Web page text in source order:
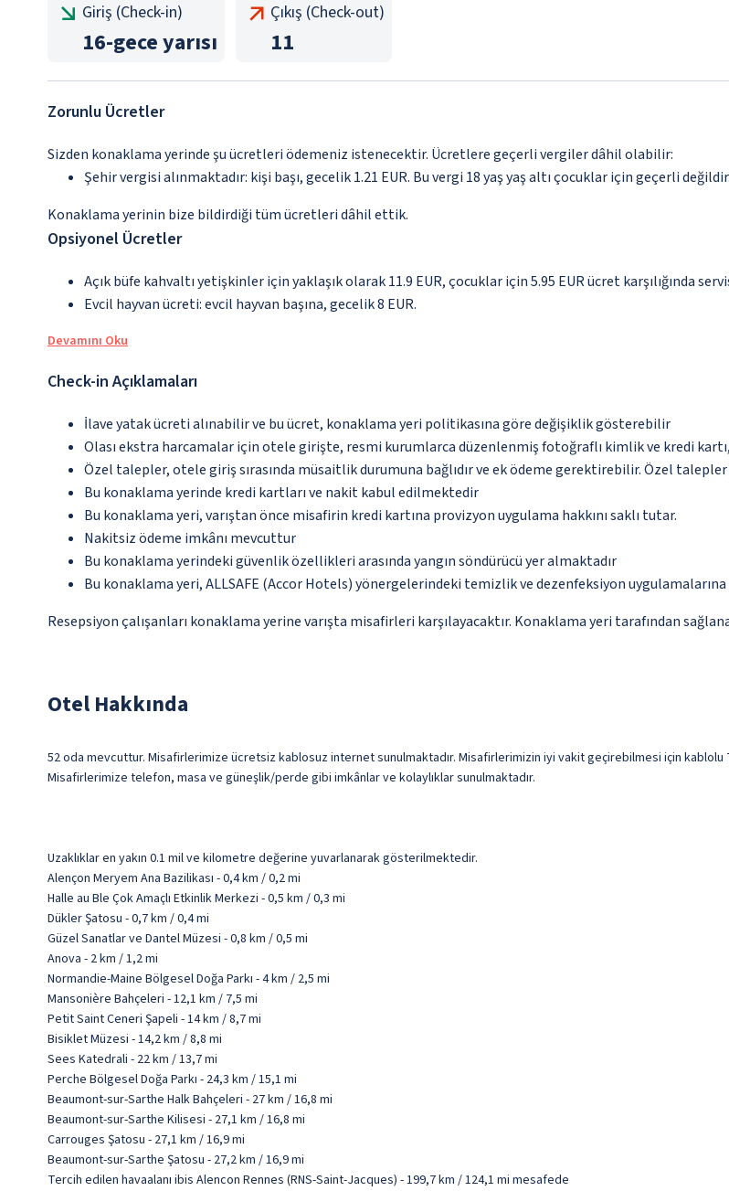
Giriş (Check-in)
16-gece yarısı
Çıkış (Check-out)
11
Zorunlu Ücretler
Sizden konaklama yerinde şu ücretleri ödemeniz istenecektir. Ücretlere geçerli vergiler dâhil olabilir:
Şehir vergisi alınmaktadır: kişi başı, gecelik 1.21 EUR. Bu vergi 18 yaş yaş altı çocuklar için geçerli değildir.
Konaklama yerinin bize bildirdiği tüm ücretleri dâhil ettik.
Opsiyonel Ücretler
Açık büfe kahvaltı yetişkinler için yaklaşık olarak 11.9 EUR, çocuklar için 5.95 EUR ücret karşılığında
Evcil hayvan ücreti: evcil hayvan başına, gecelik 8 EUR.
Devamını Oku
Check-in Açıklamaları
İlave yatak ücreti alınabilir ve bu ücret, konaklama yeri politikasına göre değişiklik gösterebilir
Olası ekstra harcamalar için otele girişte, resmi kurumlarca düzenlenmiş fotoğraflı kimlik ve kredi
Özel talepler, otele giriş sırasında müsaitlik durumuna bağlıdır ve ek ödeme gerektirebilir. Özel
Bu konaklama yerinde kredi kartları ve nakit kabul edilmektedir
Bu konaklama yeri, varıştan önce misafirin kredi kartına provizyon uygulama hakkını saklı tutar.
Nakitsiz ödeme imkânı mevcuttur
Bu konaklama yerindeki güvenlik özellikleri arasında yangın söndürücü yer almaktadır
Bu konaklama yeri, ALLSAFE (Accor Hotels) yönergelerindeki temizlik ve dezenfeksiyon
Resepsiyon çalışanları konaklama yerine varışta misafirleri karşılayacaktır. Konaklama yeri tarafından
Otel Hakkında
52 oda mevcuttur. Misafirlerimize ücretsiz kablosuz internet sunulmaktadır. Misafirlerimizin iyi vakit geçirebilmesi için kablolu
Misafirlerimize telefon, masa ve güneşlik/perde gibi imkânlar ve kolaylıklar sunulmaktadır.
Uzaklıklar en yakın 0.1 mil ve kilometre değerine yuvarlanarak gösterilmektedir.
Alençon Meryem Ana Bazilikası - 0,4 km / 0,2 mi
Halle au Ble Çok Amaçlı Etkinlik Merkezi - 0,5 km / 0,3 mi
Dükler Şatosu - 0,7 km / 0,4 mi
Güzel Sanatlar ve Dantel Müzesi - 0,8 km / 0,5 mi
Anova - 2 km / 1,2 mi
Normandie-Maine Bölgesel Doğa Parkı - 4 km / 2,5 mi
Mansonière Bahçeleri - 12,1 km / 7,5 mi
Petit Saint Ceneri Şapeli - 14 km / 8,7 mi
Bisiklet Müzesi - 14,2 km / 8,8 mi
Sees Katedrali - 22 km / 13,7 mi
Perche Bölgesel Doğa Parkı - 24,3 km / 15,1 mi
Beaumont-sur-Sarthe Halk Bahçeleri - 27 km / 16,8 mi
Beaumont-sur-Sarthe Kilisesi - 27,1 km / 16,8 mi
Carrouges Şatosu - 27,1 km / 16,9 mi
Beaumont-sur-Sarthe Şatosu - 27,2 km / 16,9 mi
Tercih edilen havaalanı ibis Alencon Rennes (RNS-Saint-Jacques) - 199,7 km / 124,1 mi mesafede